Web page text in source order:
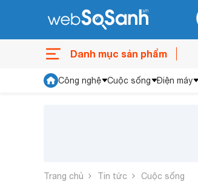
Danh mục sản phẩm
Công nghệ Cuộc sống Điện máy
Trang chủ Tin tức Cuộc sống